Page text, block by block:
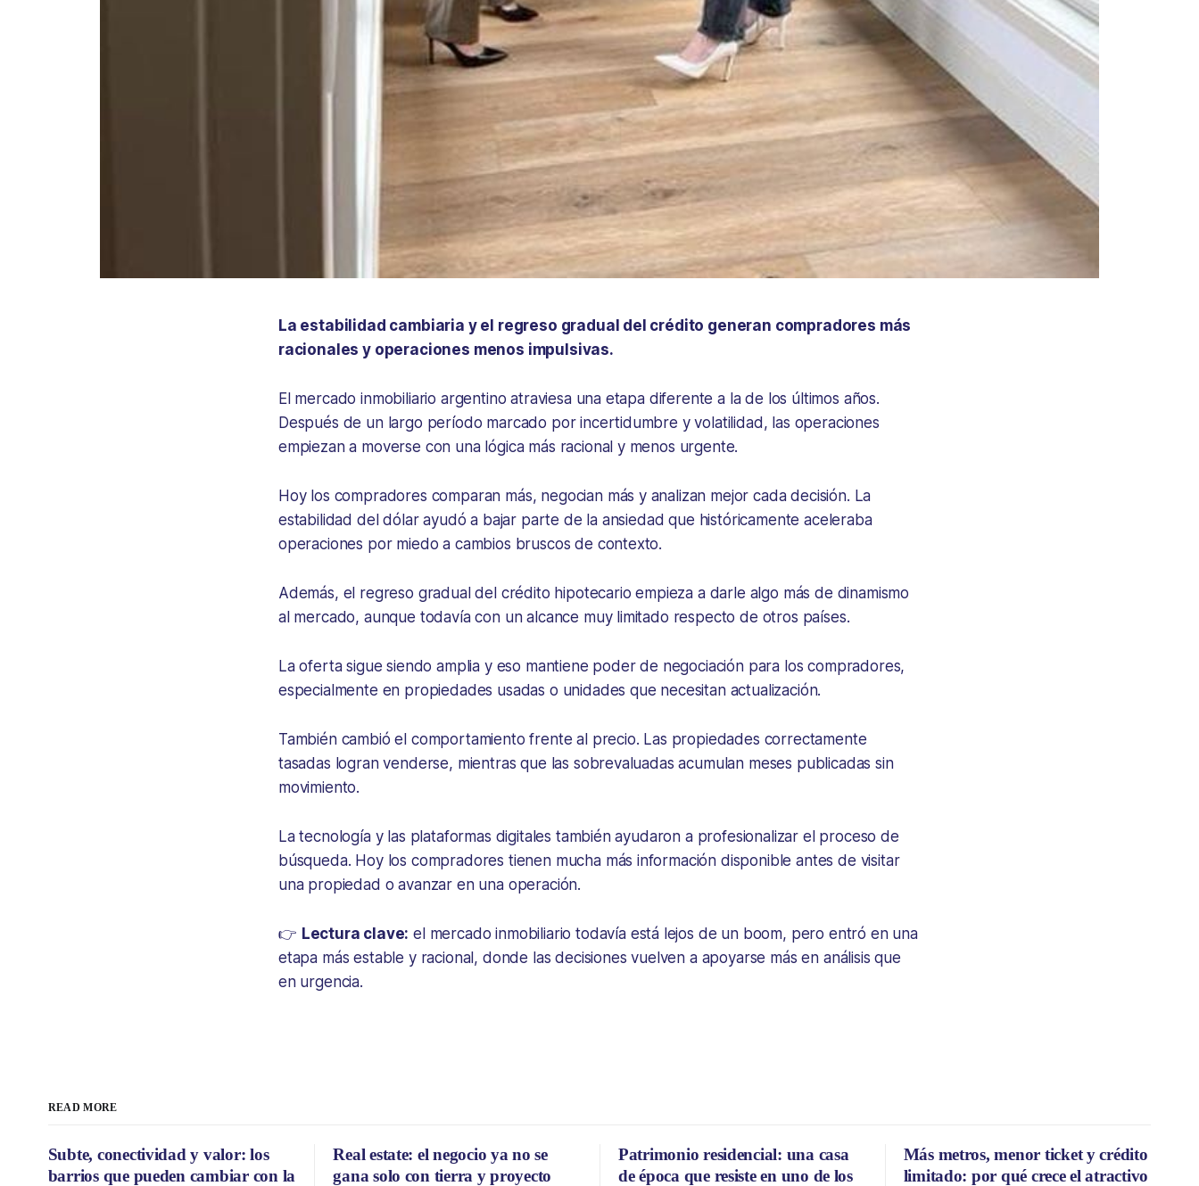
La estabilidad cambiaria y el regreso gradual del crédito generan compradores más
racionales y operaciones menos impulsivas.
El mercado inmobiliario argentino atraviesa una etapa diferente a la de los últimos años.
Después de un largo período marcado por incertidumbre y volatilidad, las operaciones
empiezan a moverse con una lógica más racional y menos urgente.
Hoy los compradores comparan más, negocian más y analizan mejor cada decisión. La
estabilidad del dólar ayudó a bajar parte de la ansiedad que históricamente aceleraba
operaciones por miedo a cambios bruscos de contexto.
Además, el regreso gradual del crédito hipotecario empieza a darle algo más de dinamismo
al mercado, aunque todavía con un alcance muy limitado respecto de otros países.
La oferta sigue siendo amplia y eso mantiene poder de negociación para los compradores,
especialmente en propiedades usadas o unidades que necesitan actualización.
También cambió el comportamiento frente al precio. Las propiedades correctamente
tasadas logran venderse, mientras que las sobrevaluadas acumulan meses publicadas sin
movimiento.
La tecnología y las plataformas digitales también ayudaron a profesionalizar el proceso de
búsqueda. Hoy los compradores tienen mucha más información disponible antes de visitar
una propiedad o avanzar en una operación.
👉 Lectura clave: el mercado inmobiliario todavía está lejos de un boom, pero entró en una
etapa más estable y racional, donde las decisiones vuelven a apoyarse más en análisis que
en urgencia.
READ MORE
Subte, conectividad y valor: los
barrios que pueden cambiar con la
Real estate: el negocio ya no se
gana solo con tierra y proyecto
Patrimonio residencial: una casa
de época que resiste en uno de los
Más metros, menor ticket y crédito
limitado: por qué crece el atractivo